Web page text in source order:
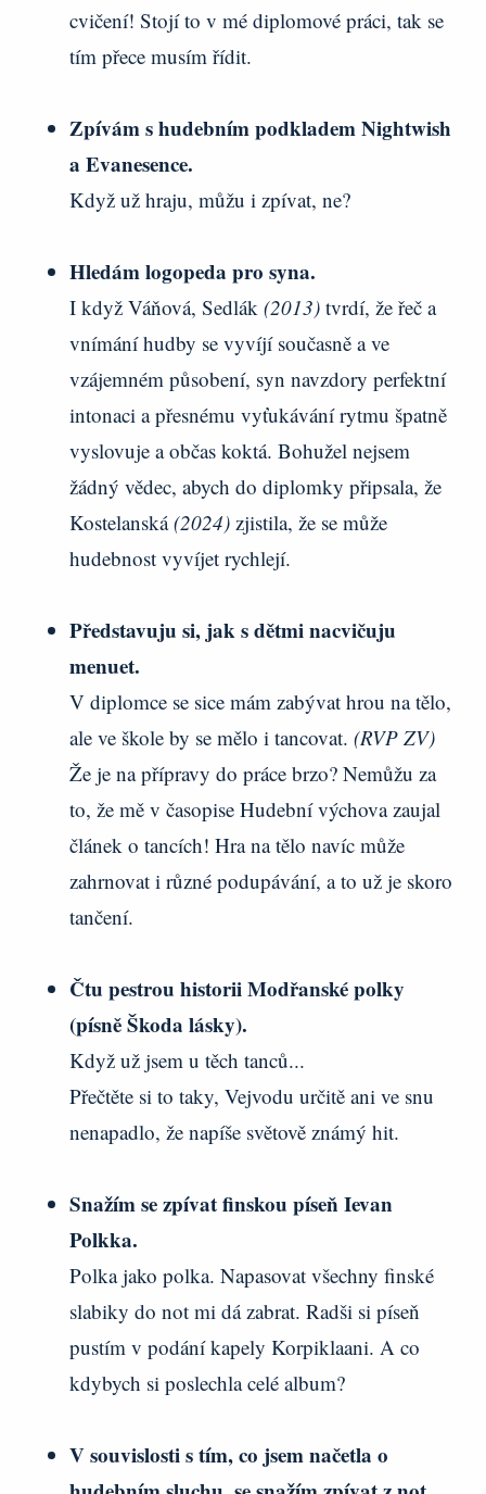
cvičení! Stojí to v mé diplomové práci, tak se
tím přece musím řídit.
Zpívám s hudebním podkladem Nightwish
a Evanesence.
Když už hraju, můžu i zpívat, ne?
Hledám logopeda pro syna.
I když Váňová, Sedlák (2013) tvrdí, že řeč a
vnímání hudby se vyvíjí současně a ve
vzájemném působení, syn navzdory perfektní
intonaci a přesnému vyťukávání rytmu špatně
vyslovuje a občas koktá. Bohužel nejsem
žádný vědec, abych do diplomky připsala, že
Kostelanská(2024) zjistila, že se může
hudebnost vyvíjet rychlejí.
Představuju si, jak s dětmi nacvičuju
menuet.
V diplomce se sice mám zabývat hrou na tělo,
ale ve škole by se mělo i tancovat. (RVP ZV)
Že je na přípravy do práce brzo? Nemůžu za
to, že mě v časopise Hudební výchova zaujal
článek o tancích! Hra na tělo navíc může
zahrnovat i různé podupávání, a to už je skoro
tančení.
Čtu pestrou historii Modřanské polky
(písně Škoda lásky).
Když už jsem u těch tanců...
Přečtěte si to taky, Vejvodu určitě ani ve snu
nenapadlo, že napíše světově známý hit.
Snažím se zpívat finskou píseň Ievan
Polkka.
Polka jako polka. Napasovat všechny finské
slabiky do not mi dá zabrat. Radši si píseň
pustím v podání kapely Korpiklaani. A co
kdybych si poslechla celé album?
V souvislosti s tím, co jsem načetla o